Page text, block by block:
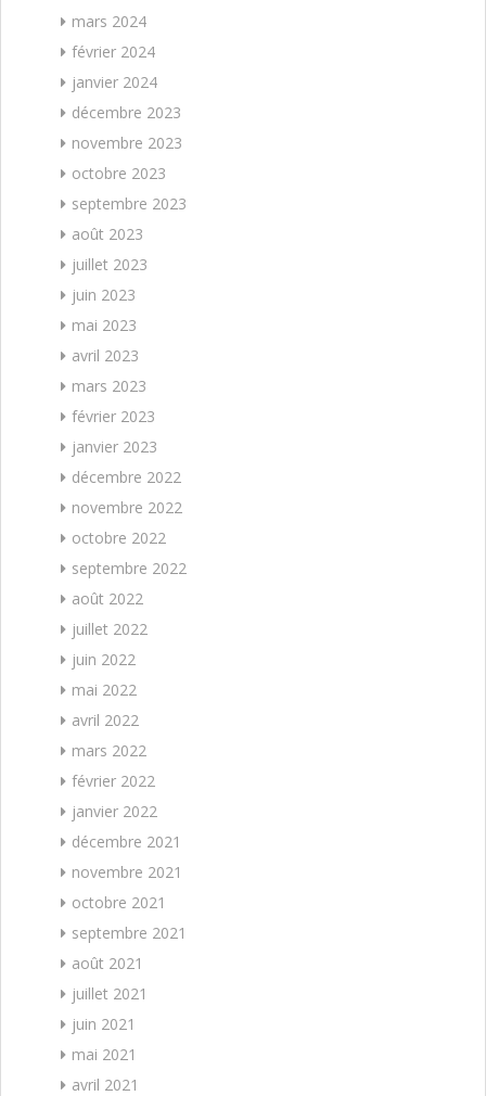
mars 2024
février 2024
janvier 2024
décembre 2023
novembre 2023
octobre 2023
septembre 2023
août 2023
juillet 2023
juin 2023
mai 2023
avril 2023
mars 2023
février 2023
janvier 2023
décembre 2022
novembre 2022
octobre 2022
septembre 2022
août 2022
juillet 2022
juin 2022
mai 2022
avril 2022
mars 2022
février 2022
janvier 2022
décembre 2021
novembre 2021
octobre 2021
septembre 2021
août 2021
juillet 2021
juin 2021
mai 2021
avril 2021